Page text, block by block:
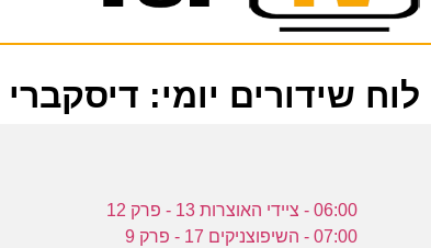
לוח שידורים יומי: דיסקברי 05-01-2024
06:00 - ציידי האוצרות 13 - פרק 12
07:00 - השיפוצניקים 17 - פרק 9